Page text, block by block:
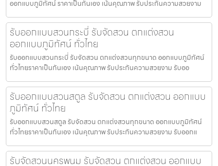
ออกแบบภูมิทัศน์ ราคาเป็นกันเอง เน้นคุณภาพ รับประกันความสวยงาม
รับออกแบบสวนกระบี่ รับจัดสวน ตกแต่งสวน
ออกแบบภูมิทัศน์ ทั่วไทย
รับออกแบบสวนกระบี่ รับจัดสวน ตกแต่งสวนทุกขนาด ออกแบบภูมิทัศน์
ทั่วไทยราคาเป็นกันเอง เน้นคุณภาพ รับประกันความสวยงาม รับออ
รับออกแบบสวนสตูล รับจัดสวน ตกแต่งสวน ออกแบบ
ภูมิทัศน์ ทั่วไทย
รับออกแบบสวนสตูล รับจัดสวน ตกแต่งสวนทุกขนาด ออกแบบภูมิทัศน์
ทั่วไทยราคาเป็นกันเอง เน้นคุณภาพ รับประกันความสวยงาม รับออกแ
รับจัดสวนนครพนม รับจัดสวน ตกแต่งสวน ออกแบบ